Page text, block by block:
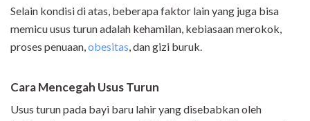
Selain kondisi di atas, beberapa faktor lain yang juga bisa
memicu usus turun adalah kehamilan, kebiasaan merokok,
proses penuaan,obesitas, dan gizi buruk.
Cara Mencegah Usus Turun
Usus turun pada bayi baru lahir yang disebabkan oleh